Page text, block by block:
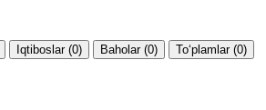
Iqtiboslar (0) Baholar (0) To‘plamlar (0)